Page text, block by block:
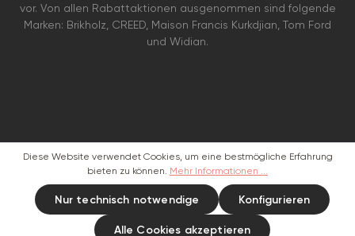
vor. Von allen Rabattaktionen ausgenommen sind folgende
Marken: Brikholz, CREED, Maison Francis Kurkdjian, Tom Ford
und Widian.
Diese Website verwendet Cookies, um eine bestmögliche Erfahrung
bieten zu können. Mehr Informationen ...
Nur technisch notwendige Konfigurieren
Alle Cookies akzeptieren